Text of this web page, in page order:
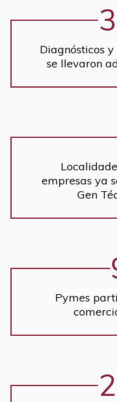
Diagnósticos
se llevaron
empresas ya
Gen
Pymes